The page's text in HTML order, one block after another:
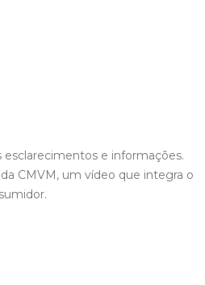
e informações.
CMVM, um vídeo que integra o